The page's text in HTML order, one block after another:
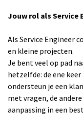
Jouw rol als Service
Als Service Engineer
en kleine projecten.
Je bent veel op pad
hetzelfde: de ene
ondersteun je een
met vragen, de
aanpassing in een